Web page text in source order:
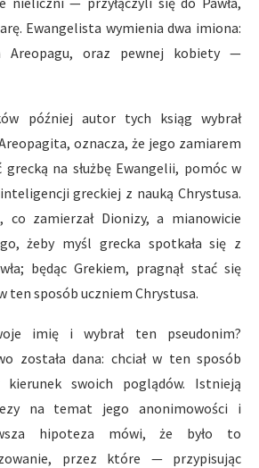
Ewangelista wymienia dwa imiona:
Areopagu, oraz pewnej kobiety —
później autor tych ksiąg wybrał
oznacza, że jego zamiarem
grecką na służbę Ewangelii, pomóc w
greckiej z nauką Chrystusa.
co zamierzał Dionizy, a mianowicie
żeby myśl grecka spotkała się z
będąc Grekiem, pragnął stać się
ten sposób uczniem Chrystusa.
imię i wybrał ten pseudonim?
została dana: chciał w ten sposób
kierunek swoich poglądów. Istnieją
na temat jego anonimowości i
hipoteza mówi, że było to
przez które — przypisując